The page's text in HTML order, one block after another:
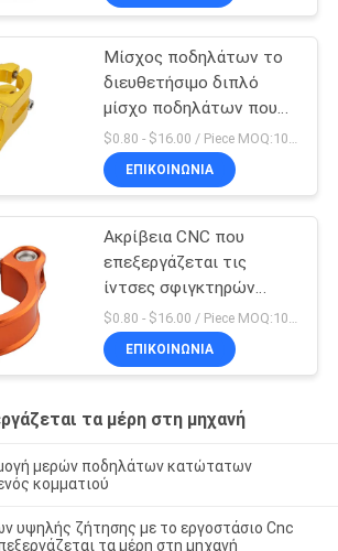
Μίσχος ποδηλάτων το
διευθετήσιμο διπλό
μίσχο ποδηλάτων που
κατασκευάζεται που
διπλώνει στην Κίνα
$0.80 - $16.00 / Piece MOQ:10 κομμάτια
ΕΠΙΚΟΙΝΩΝΊΑ
Ακρίβεια CNC που
επεξεργάζεται τις
ίντσες σφιγκτηρών
Seatpost ποδηλάτων 5
X 4 μερών στη μηχανή
ΕΠΙΚΟΙΝΩΝΊΑ
τα μέρη στη μηχανή
μερών ποδηλάτων κατώτατων
κομματιού
υψηλής ζήτησης με το εργοστάσιο Cnc
τα μέρη στη μηχανή